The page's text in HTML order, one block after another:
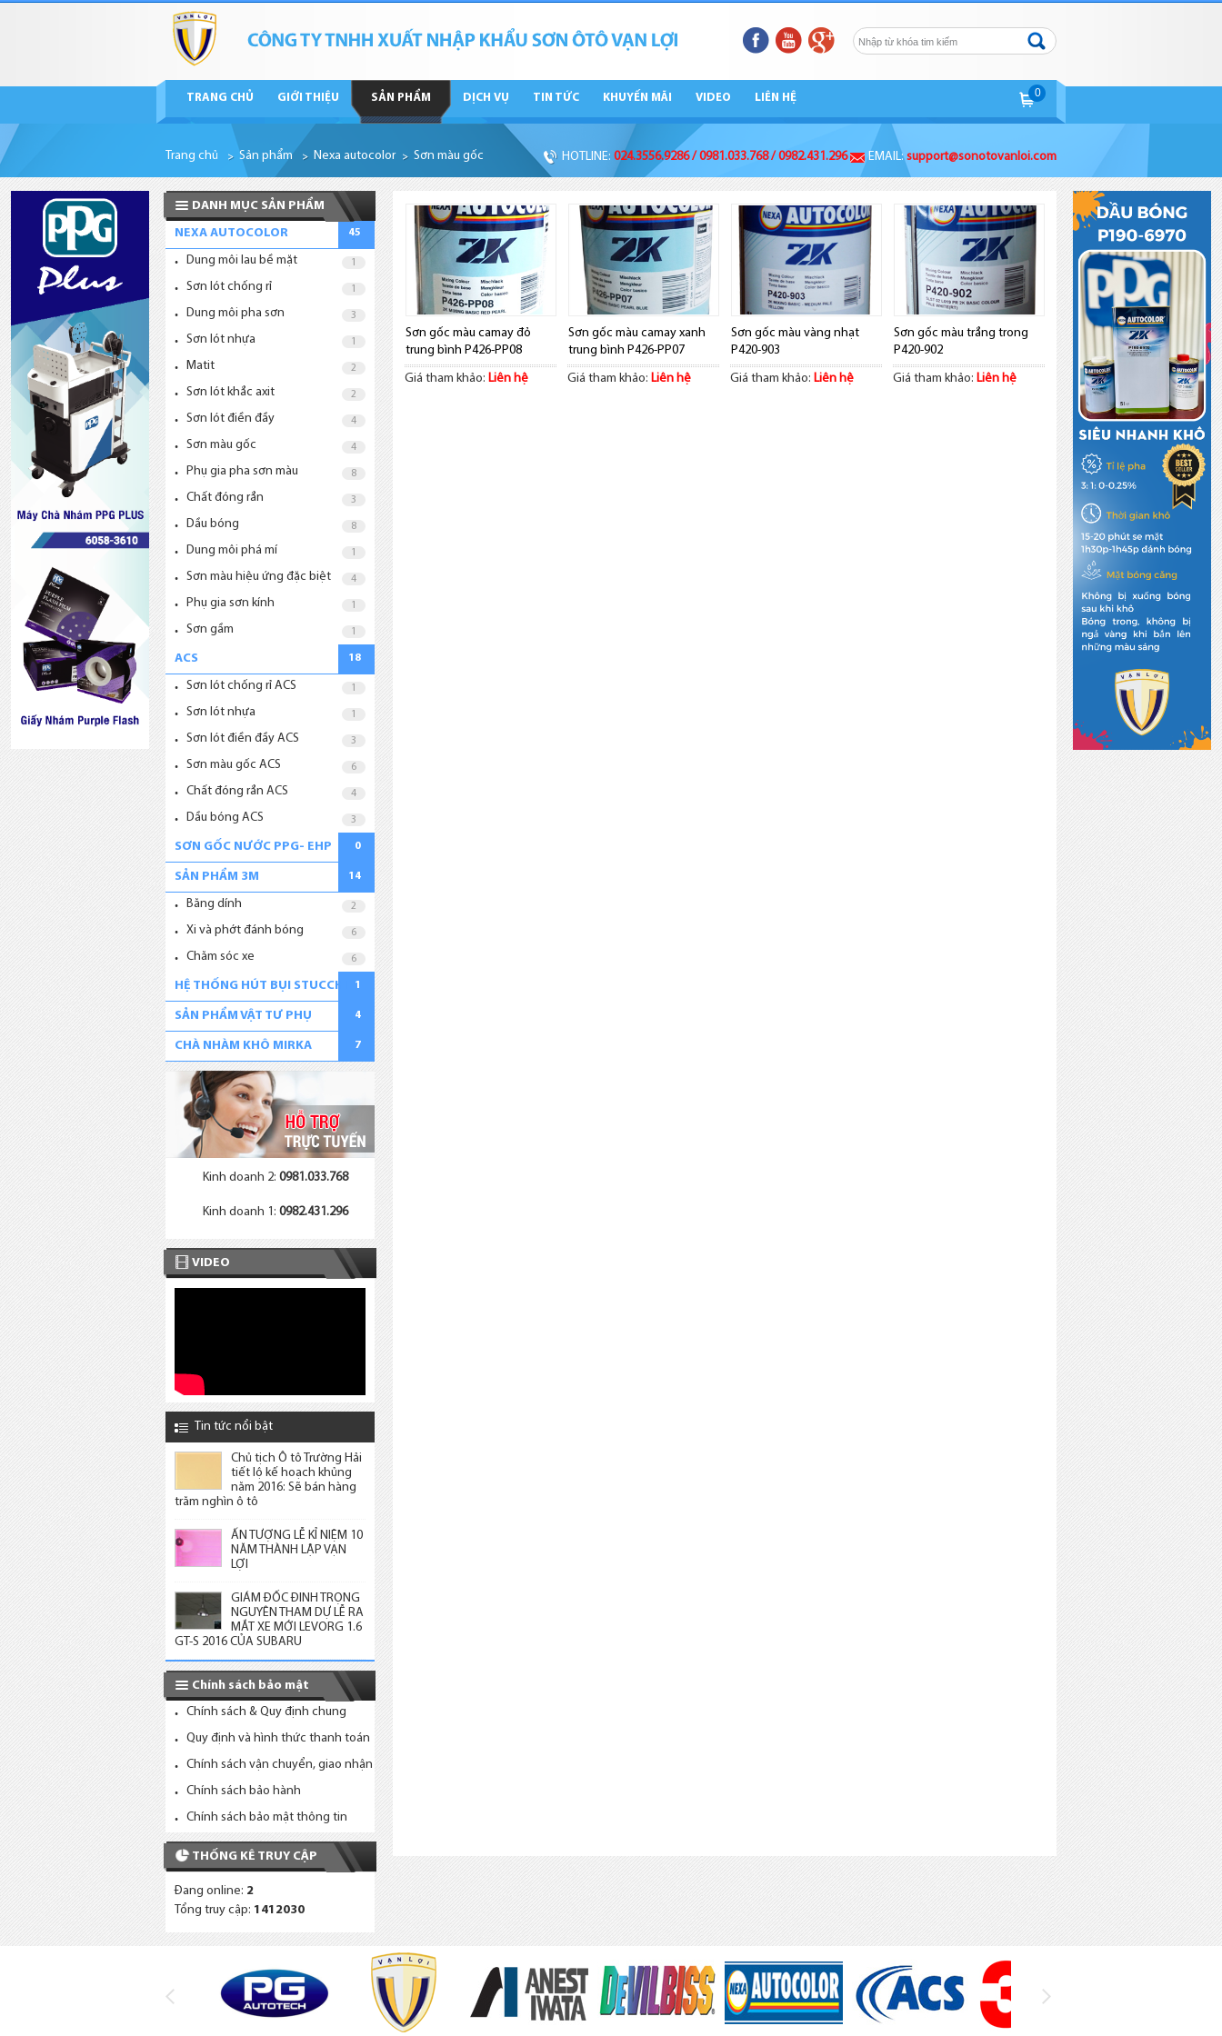
TRANG CHỦ GIỚI THIỆU SẢN PHẨM DỊCH VỤ TIN TỨC KHUYẾN MÃI VIDEO LIÊN HỆ 0
HOTLINE: 024.3556.9286 / 0981.033.768 / 0982.431.296 EMAIL:support@sonotovanloi.com
Trang chủ Sản phẩm Nexa autocolor Sơn màu gốc
DANH MỤC SẢN PHẨM
NEXA AUTOCOLOR
45
Dung môi lau bề mặt 1
Sơn lót chống rỉ 1
Dung môi pha sơn 3
Sơn lót nhựa 1
Matit 2
Sơn lót khắc axit 2
Sơn lót điền đầy 4
Sơn màu gốc 4
Phụ gia pha sơn màu 8
Chất đóng rắn 3
Dầu bóng 8
Dung môi phá mí 1
Sơn màu hiệu ứng đặc biệt 4
Phụ gia sơn kính 1
Sơn gầm 1
ACS 18
Sơn lót chống rỉ ACS 1
Sơn lót nhựa 1
Sơn lót điền đầy ACS 3
Sơn màu gốc ACS 6
Chất đóng rắn ACS 4
Dầu bóng ACS 3
SƠN GỐC NƯỚC PPG- EHP 0
SẢN PHẨM 3M 14
Băng dính 2
Xi và phớt đánh bóng 6
Chăm sóc xe 6
HỆ THỐNG HÚT BỤI STUCCHI 1
SẢN PHẨM VẬT TƯ PHỤ 4
CHÀ NHÀM KHÔ MIRKA 7
Kinh doanh 2: 0981.033.768
Kinh doanh 1: 0982.431.296
VIDEO
Tin tức nổi bật
Chủ tịch Ô tô Trường Hải
tiết lộ kế hoạch khủng
năm 2016: Sẽ bán hàng
trăm nghìn ô tô
ẤN TƯỢNG LỄ KỈ NIỆM 10
NĂM THÀNH LẬP VẠN
LỢI
GIÁM ĐỐC ĐINH TRỌNG
NGUYÊN THAM DỰ LỄ RA
MẮT XE MỚI LEVORG 1.6
GT-S 2016 CỦA SUBARU
Chính sách bảo mật
Chính sách & Quy định chung
Quy định và hình thức thanh toán
Chính sách vận chuyển, giao nhận
Chính sách bảo hành
Chính sách bảo mật thông tin
THỐNG KÊ TRUY CẬP
Đang online: 2
Tổng truy cập: 1412030
Sơn gốc màu camay đỏ
trung bình P426-PP08
Giá tham khảo: Liên hệ
Sơn gốc màu camay xanh
trung bình P426-PP07
Giá tham khảo: Liên hệ
Sơn gốc màu vàng nhạt
P420-903
Giá tham khảo: Liên hệ
Sơn gốc màu trắng trong
P420-902
Giá tham khảo: Liên hệ